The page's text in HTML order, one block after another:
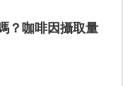
？咖啡因攝取量